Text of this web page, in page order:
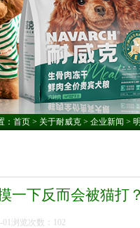
： 首页> 关于耐威克> 企业新闻 >
一下反而会被猫打？
浏览次数： 102